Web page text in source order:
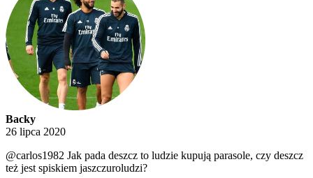
Backy
26 lipca 2020
@carlos1982 Jak pada deszcz to ludzie kupują parasole, czy deszcz
też jest spiskiem jaszczuroludzi?